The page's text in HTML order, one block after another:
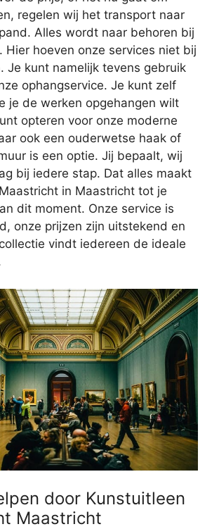
regelen wij het transport naar
Alles wordt naar behoren bij
Hier hoeven onze services niet bij
Je kunt namelijk tevens gebruik
ophangservice. Je kunt zelf
je de werken opgehangen wilt
opteren voor onze moderne
ook een ouderwetse haak of
is een optie. Jij bepaalt, wij
bij iedere stap. Dat alles maakt
in Maastricht tot je
dit moment. Onze service is
onze prijzen zijn uitstekend en
vindt iedereen de ideale
door Kunstuitleen
Maastricht